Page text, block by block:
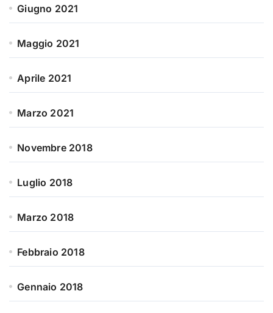
Giugno 2021
Maggio 2021
Aprile 2021
Marzo 2021
Novembre 2018
Luglio 2018
Marzo 2018
Febbraio 2018
Gennaio 2018